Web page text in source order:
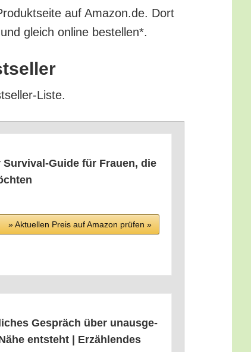
auf Amazon.de. Dort
gleich online bestellen*.
Liste.
Gui­de für Frau­en, die
» Aktu­el­len Preis auf Ama­zon prü­fen »
Gespräch über unaus­ge­
ent­steht | Erzäh­len­des